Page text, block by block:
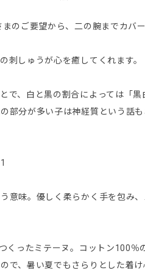
のご要望から、二の腕までカバ
刺しゅうが心を癒してくれます。
、白と黒の割合によっては「黒
部分が多い子は神経質という話
意味。優しく柔らかく手を包み
ったミテーヌ。コットン100％
で、暑い夏でもさらりとした着け